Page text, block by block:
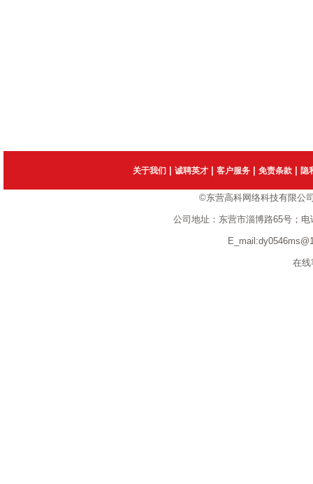
关于我们 诚聘英才 客户服务 免责条款 隐
©东营高科网络科技有限公
公司地址：东营市淄博路65号；
在线